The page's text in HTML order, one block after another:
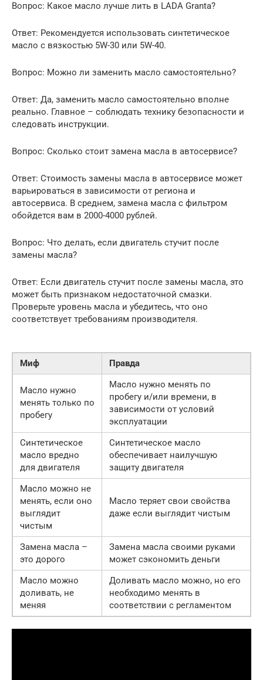
Вопрос: Какое масло лучше лить в LADA Granta?
Ответ: Рекомендуется использовать синтетическое
масло с вязкостью 5W-30 или 5W-40.
Вопрос: Можно ли заменить масло самостоятельно?
Ответ: Да, заменить масло самостоятельно вполне
реально. Главное – соблюдать технику безопасности и
следовать инструкции.
Вопрос: Сколько стоит замена масла в автосервисе?
Ответ: Стоимость замены масла в автосервисе может
варьироваться в зависимости от региона и
автосервиса. В среднем, замена масла с фильтром
обойдется вам в 2000-4000 рублей.
Вопрос: Что делать, если двигатель стучит после
замены масла?
Ответ: Если двигатель стучит после замены масла, это
может быть признаком недостаточной смазки.
Проверьте уровень масла и убедитесь, что оно
соответствует требованиям производителя.
Миф Правда
Масло нужно
менять только по
пробегу
Масло нужно менять по
пробегу и/или времени, в
зависимости от условий
эксплуатации
Синтетическое
масло вредно
для двигателя
Синтетическое масло
обеспечивает наилучшую
защиту двигателя
Масло можно не
менять, если оно
выглядит
чистым
Масло теряет свои свойства
даже если выглядит чистым
Замена масла –
это дорого
Замена масла своими руками
может сэкономить деньги
Масло можно
доливать, не
меняя
Доливать масло можно, но его
необходимо менять в
соответствии с регламентом